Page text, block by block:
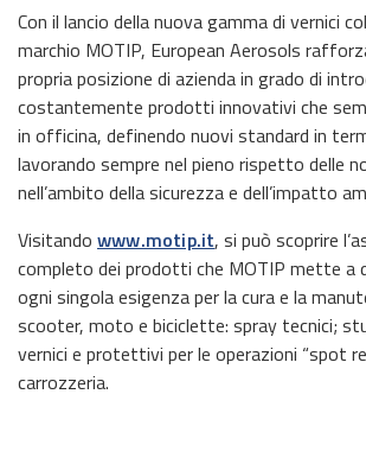
Con il lancio della nuova gamma di vernici
marchio MOTIP, European Aerosols
propria posizione di azienda in grado di
costantemente prodotti innovativi che
in officina, definendo nuovi standard in
lavorando sempre nel pieno rispetto delle
nell’ambito della sicurezza e dell’impatto
Visitando www.motip.it, si può scoprire
completo dei prodotti che MOTIP mette a
ogni singola esigenza per la cura e la
scooter, moto e biciclette: spray tecnici;
vernici e protettivi per le operazioni “spot
carrozzeria.